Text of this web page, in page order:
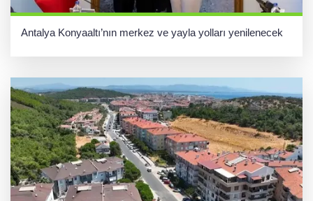
Antalya Konyaaltı’nın merkez ve yayla yolları yenilenecek